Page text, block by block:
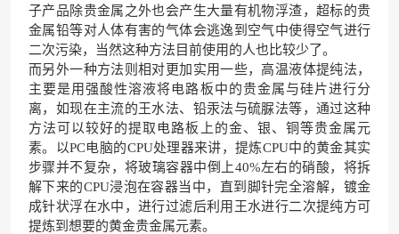
子产品除贵金属之外也会产生大量有机物浮渣，超标的贵
金属铅等对人体有害的气体会逃逸到空气中使得空气进行
二次污染，当然这种方法目前使用的人也比较少了。
而另外一种方法则相对更加实用一些，高温液体提纯法，
主要是用强酸性溶液将电路板中的贵金属与硅片进行分
离，如现在主流的王水法、铅汞法与硫脲法等，通过这种
方法可以较好的提取电路板上的金、银、铜等贵金属元
素。以PC电脑的CPU处理器来讲，提炼CPU中的黄金其实
步骤并不复杂，将玻璃容器中倒上40%左右的硝酸，将拆
解下来的CPU浸泡在容器当中，直到脚针完全溶解，镀金
成针状浮在水中，进行过滤后利用王水进行二次提纯方可
提炼到想要的黄金贵金属元素。